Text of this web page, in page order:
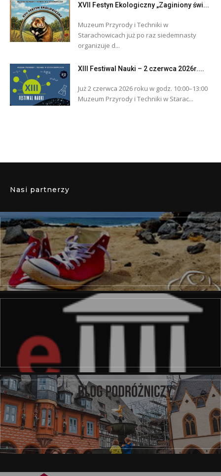
XVII Festyn Ekologiczny „Zaginiony świ...
Muzeum Przyrody i Techniki w
Starachowicach już po raz siedemnasty
organizuje d...
XIII Festiwal Nauki – 2 czerwca 2026r....
Już 2 czerwca 2026 roku w godz. 10:00–13:00
Muzeum Przyrody i Techniki w Starac...
Nasi partnerzy